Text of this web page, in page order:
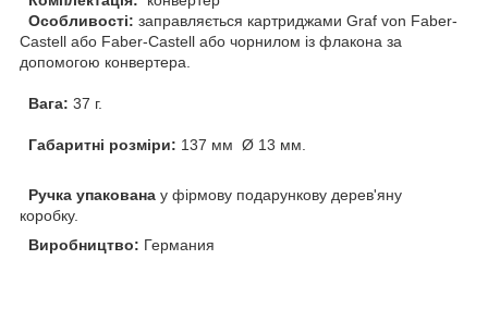
Особливості: заправляється картриджами Graf von Faber-
Castell або Faber-Castell або чорнилом із флакона за
допомогою конвертера.
Вага: 37 г.
Габаритні розміри: 137 мм Ø 13 мм.
Ручка упакована у фірмову подарункову дерев'яну
коробку.
Виробництво: Германия